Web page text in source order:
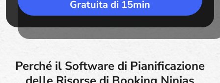
Gratuita di 15min
Perché il Software di Pianificazione